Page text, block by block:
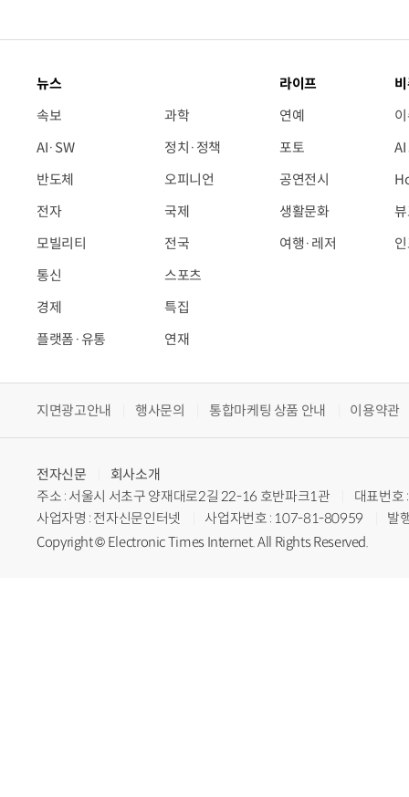
뉴스
속보
AI·SW
반도체
전자
모빌리티
통신
경제
플랫폼·유통
과학
정치·정책
오피니언
국제
전국
스포츠
특집
연재
라이프
연예
포토
공연전시
생활문화
여행·레저
지면광고안내 행사문의 통합마케팅 상품 안내 이용약관
전자신문
회사소개
주소 : 서울시 서초구 양재대로2길 22-16 호반파크1관
대표번
사업자명 : 전자신문인터넷
사업자번호 : 107-81-80959
발
Copyright © Electronic Times Internet. All Rights Reserved.